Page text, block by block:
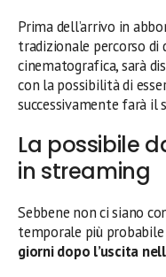
Prima dell’arrivo in
tradizionale percorso
cinematografica, sarà
con la possibilità di
successivamente farà il
La possibile
in streaming
Sebbene non ci siano
temporale più
giorni dopo l’uscita